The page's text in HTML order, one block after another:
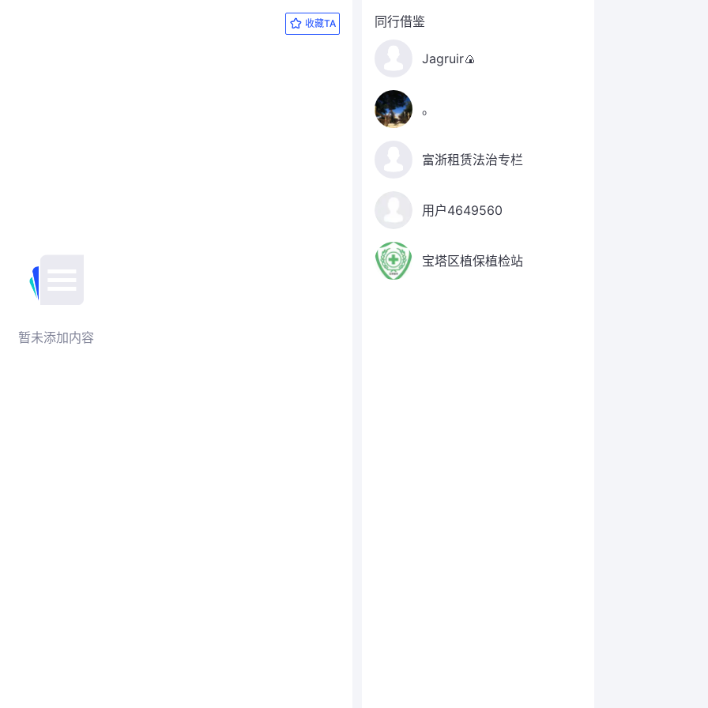
收藏TA
暂未添加内容
同行借鉴
Jagruir🍙
。
富浙租赁法治专栏
用户4649560
宝塔区植保植检站